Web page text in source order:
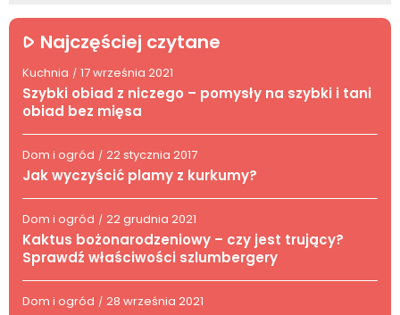
Najczęściej czytane
Kuchnia / 17 września 2021
Szybki obiad z niczego – pomysły na szybki i tani
obiad bez mięsa
Dom i ogród / 22 stycznia 2017
Jak wyczyścić plamy z kurkumy?
Dom i ogród / 22 grudnia 2021
Kaktus bożonarodzeniowy – czy jest trujący?
Sprawdź właściwości szlumbergery
Dom i ogród / 28 września 2021